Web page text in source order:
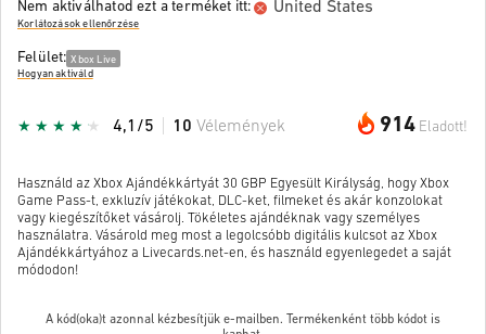
Nem aktiválhatod ezt a terméket itt: United States
Korlátozások ellenőrzése
Felület: Xbox Live
Hogyan aktiváld
914 Eladott!
4,1/5 10 Vélemények
Használd az Xbox Ajándékkártyát 30 GBP Egyesült Királyság, hogy Xbox
Game Pass-t, exkluzív játékokat, DLC-ket, filmeket és akár konzolokat
vagy kiegészítőket vásárolj. Tökéletes ajándéknak vagy személyes
használatra. Vásárold meg most a legolcsóbb digitális kulcsot az Xbox
Ajándékkártyához a Livecards.net-en, és használd egyenlegedet a saját
módodon!
A kód(oka)t azonnal kézbesítjük e-mailben. Termékenként több kódot is